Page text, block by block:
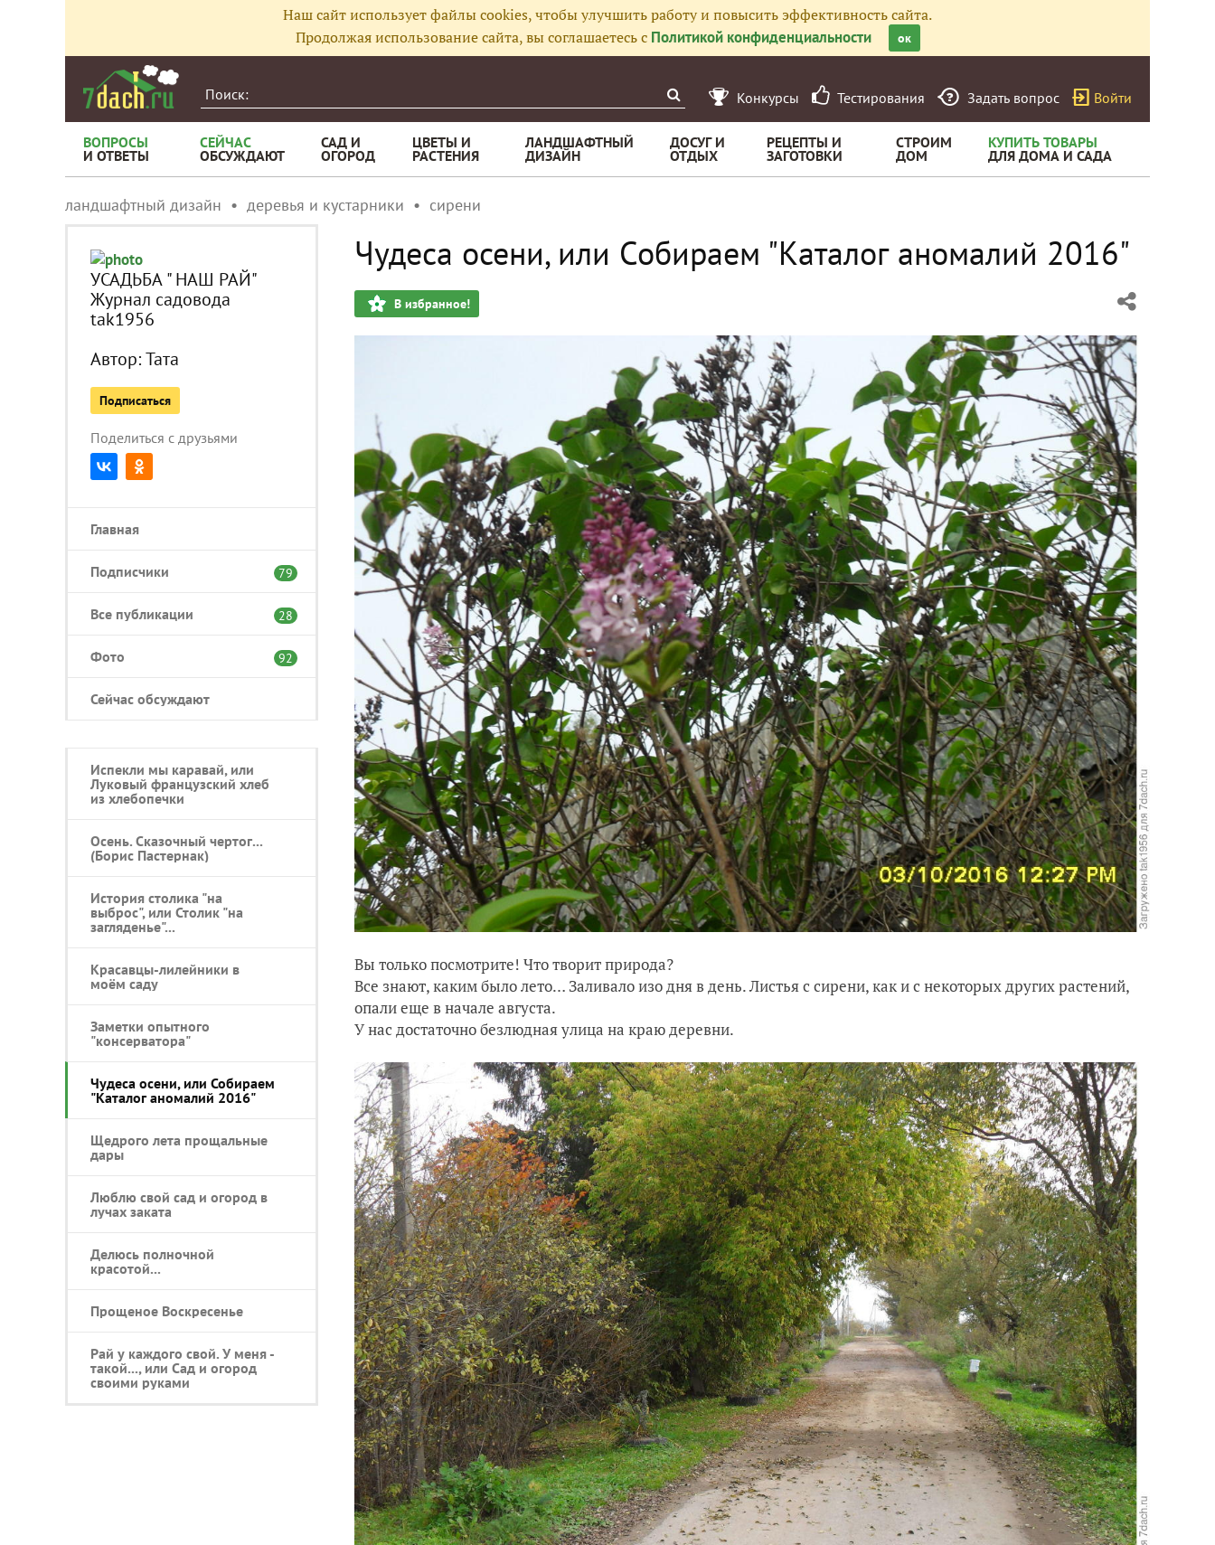
Наш сайт использует файлы cookies, чтобы улучшить работу и повысить эффективность сайта.
Продолжая использование сайта, вы соглашаетесь с Политикой конфиденциальности ок
Конкурсы Тестирования Задать вопрос Войти
ВОПРОСЫ
И ОТВЕТЫ
СЕЙЧАС
ОБСУЖДАЮТ
САД И
ОГОРОД
ЦВЕТЫ И
РАСТЕНИЯ
ЛАНДШАФТНЫЙ
ДИЗАЙН
ДОСУГ И
ОТДЫХ
РЕЦЕПТЫ И
ЗАГОТОВКИ
СТРОИМ
ДОМ
КУПИТЬ ТОВАРЫ
ДЛЯ ДОМА И САДА
ландшафтный дизайн деревья и кустарники сирени
УСАДЬБА " НАШ РАЙ"
Журнал садовода
tak1956
Автор:Taта
Подписаться
Поделиться с друзьями
Главная
Подписчики 79
Все публикации 28
Фото 92
Сейчас обсуждают
Испекли мы каравай, или
Луковый французский хлеб
из хлебопечки
Осень. Сказочный чертог...
(Борис Пастернак)
История столика "на
выброс", или Столик "на
загляденье"...
Красавцы-лилейники в
моём саду
Заметки опытного
"консерватора"
Чудеса осени, или Собираем
"Каталог аномалий 2016"
Щедрого лета прощальные
дары
Люблю свой сад и огород в
лучах заката
Делюсь полночной
красотой...
Прощеное Воскресенье
Рай у каждого свой. У меня -
такой..., или Сад и огород
своими руками
Чудеса осени, или Собираем "Каталог аномалий 2016"
В избранное!
Вы только посмотрите! Что творит природа?
Все знают, каким было лето… Заливало изо дня в день. Листья с сирени, как и с некоторых других растений,
опали еще в начале августа.
У нас достаточно безлюдная улица на краю деревни.